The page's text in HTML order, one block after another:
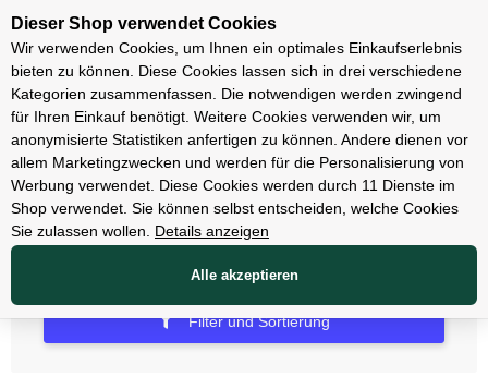
Unsere Filialen
Räder & Reifen & Schläuche
Laufräder
Filter und Sortierung
Dieser Shop verwendet Cookies
Wir verwenden Cookies, um Ihnen ein optimales Einkaufserlebnis
bieten zu können. Diese Cookies lassen sich in drei verschiedene
Kategorien zusammenfassen. Die notwendigen werden zwingend
für Ihren Einkauf benötigt. Weitere Cookies verwenden wir, um
anonymisierte Statistiken anfertigen zu können. Andere dienen vor
allem Marketingzwecken und werden für die Personalisierung von
Werbung verwendet. Diese Cookies werden durch 11 Dienste im
Shop verwendet. Sie können selbst entscheiden, welche Cookies
Sie zulassen wollen.
Details anzeigen
Alle akzeptieren